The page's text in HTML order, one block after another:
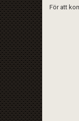
För att